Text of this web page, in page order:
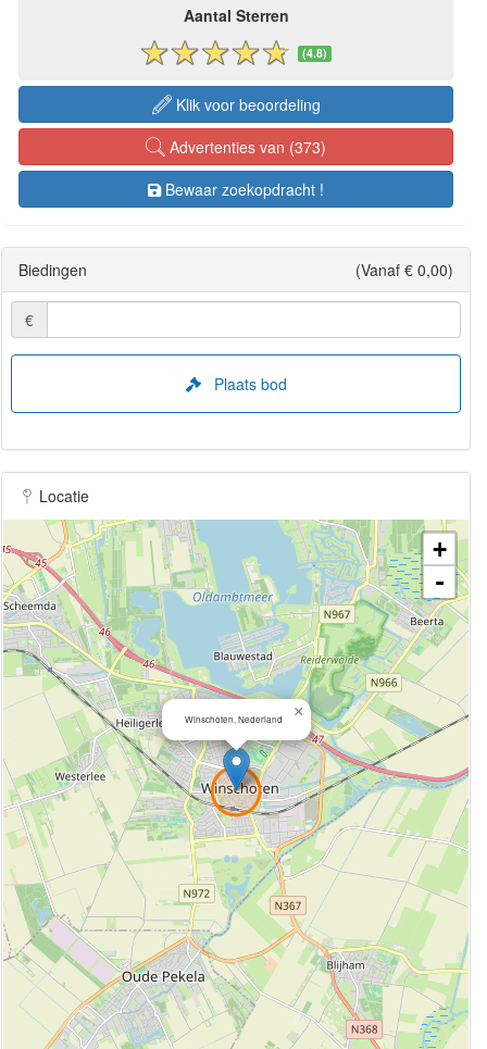
Aantal Sterren
(4.8)
Klik voor beoordeling
Advertenties van (373)
Bewaar zoekopdracht !
Biedingen (Vanaf € 0,00)
€
Plaats bod
Locatie
Winschoten, Nederland ×
+
-